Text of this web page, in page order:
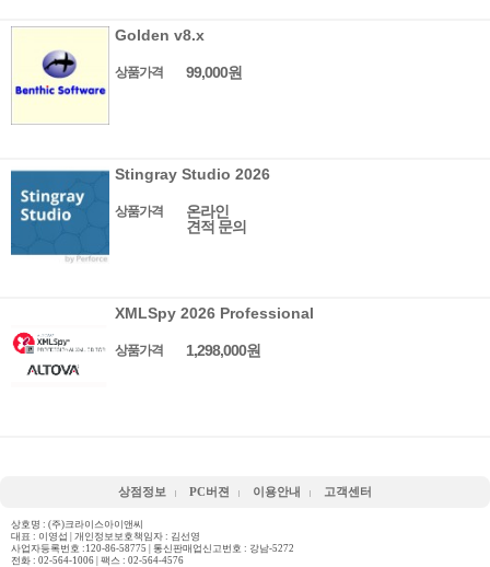
Golden v8.x
상품가격 99,000원
Stingray Studio 2026
상품가격
온라인
견적 문의
XMLSpy 2026 Professional
상품가격 1,298,000원
상점정보 PC버젼 이용안내 고객센터
상호명 : (주)크라이스아이앤씨
대표 : 이영섭 | 개인정보보호책임자 : 김선영
사업자등록번호 :120-86-58775 | 통신판매업신고번호 : 강남-5272
전화 : 02-564-1006 | 팩스 : 02-564-4576